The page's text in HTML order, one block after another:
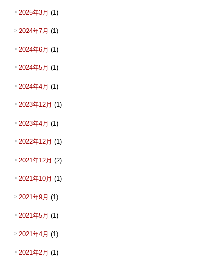
2025年3月 (1)
2024年7月 (1)
2024年6月 (1)
2024年5月 (1)
2024年4月 (1)
2023年12月 (1)
2023年4月 (1)
2022年12月 (1)
2021年12月 (2)
2021年10月 (1)
2021年9月 (1)
2021年5月 (1)
2021年4月 (1)
2021年2月 (1)